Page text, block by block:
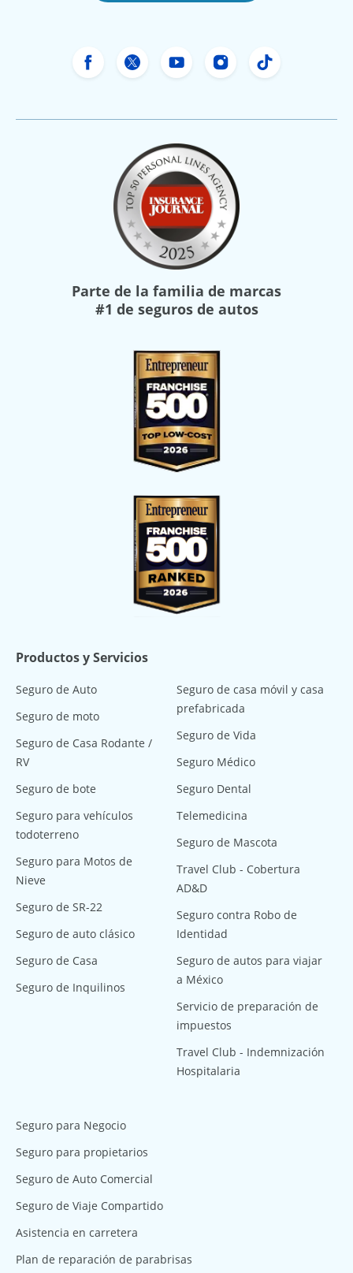
Facebook de Freeway Insurance
X de Freeway Insurance
YouTube de Freeway
Instagram
TikTok
Parte de la familia de marcas
#1 de seguros de autos
Productos y Servicios
Seguro de Auto
Seguro de moto
Seguro de Casa Rodante /
RV
Seguro de bote
Seguro para vehículos
todoterreno
Seguro para Motos de
Nieve
Seguro de SR-22
Seguro de auto clásico
Seguro de Casa
Seguro de Inquilinos
Seguro de casa móvil y casa
prefabricada
Seguro de Vida
Seguro Médico
Seguro Dental
Telemedicina
Seguro de Mascota
Travel Club - Cobertura
AD&D
Seguro contra Robo de
Identidad
Seguro de autos para viajar
a México
Servicio de preparación de
impuestos
Travel Club - Indemnización
Hospitalaria
Seguro para Negocio
Seguro para propietarios
Seguro de Auto Comercial
Seguro de Viaje Compartido
Asistencia en carretera
Plan de reparación de parabrisas